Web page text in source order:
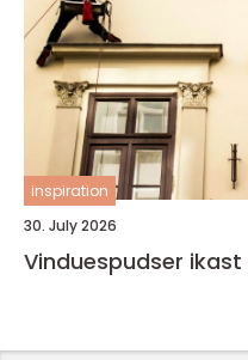
inspiration
30. July 2026